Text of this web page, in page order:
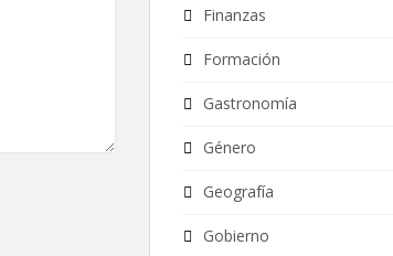
Finanzas
Formación
Gastronomía
Género
Geografía
Gobierno